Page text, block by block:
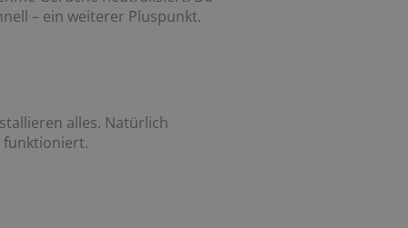
– ein weiterer Pluspunkt.
alles. Natürlich
funktioniert.